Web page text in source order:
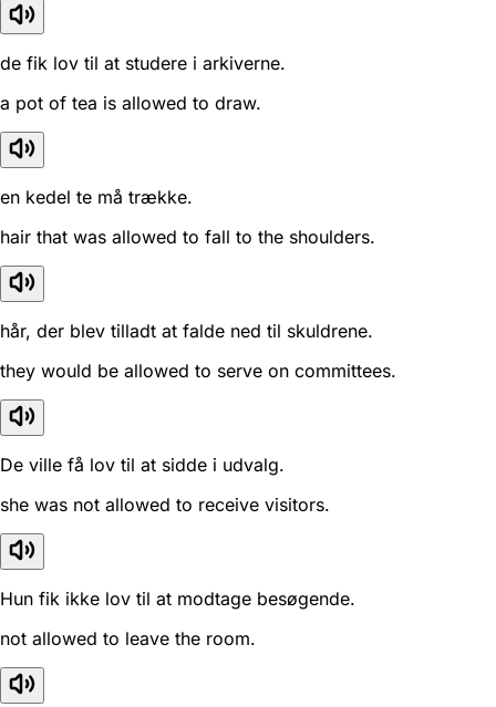
de fik lov til at studere i arkiverne.
a pot of tea is allowed to draw.
en kedel te må trække.
hair that was allowed to fall to the shoulders.
hår, der blev tilladt at falde ned til skuldrene.
they would be allowed to serve on committees.
De ville få lov til at sidde i udvalg.
she was not allowed to receive visitors.
Hun fik ikke lov til at modtage besøgende.
not allowed to leave the room.